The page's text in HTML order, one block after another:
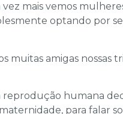
vez mais vemos
optando por
muitas amigas nossas
reprodução humana
para falar